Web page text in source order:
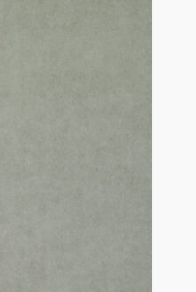
Insider-Tipps
Jahren